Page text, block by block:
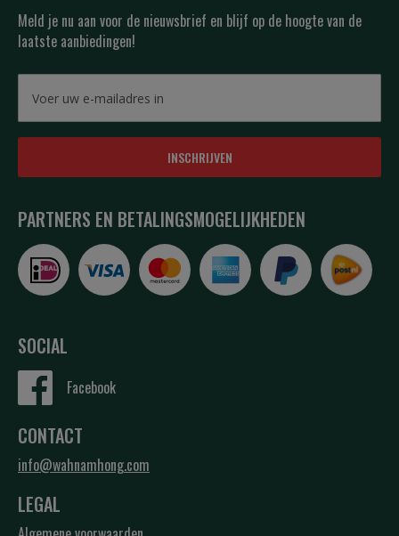
Meld je nu aan voor de nieuwsbrief en blijf op de hoogte van de
laatste aanbiedingen!
INSCHRIJVEN
PARTNERS EN BETALINGSMOGELIJKHEDEN
SOCIAL
Facebook
CONTACT
info@wahnamhong.com
LEGAL